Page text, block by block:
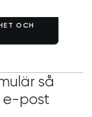
OCH
så
e-post